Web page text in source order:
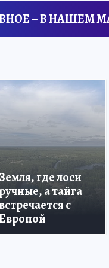
– В НАШЕМ
Земля, где лоси
а тайга
с